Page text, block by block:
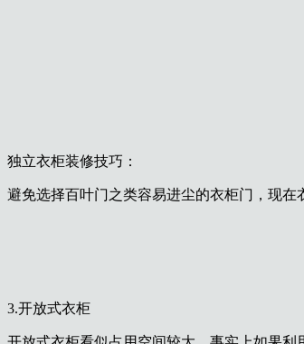
独立衣柜装修技巧：
避免选择百叶门之类容易进尘的衣柜门，现
3.开放式衣柜